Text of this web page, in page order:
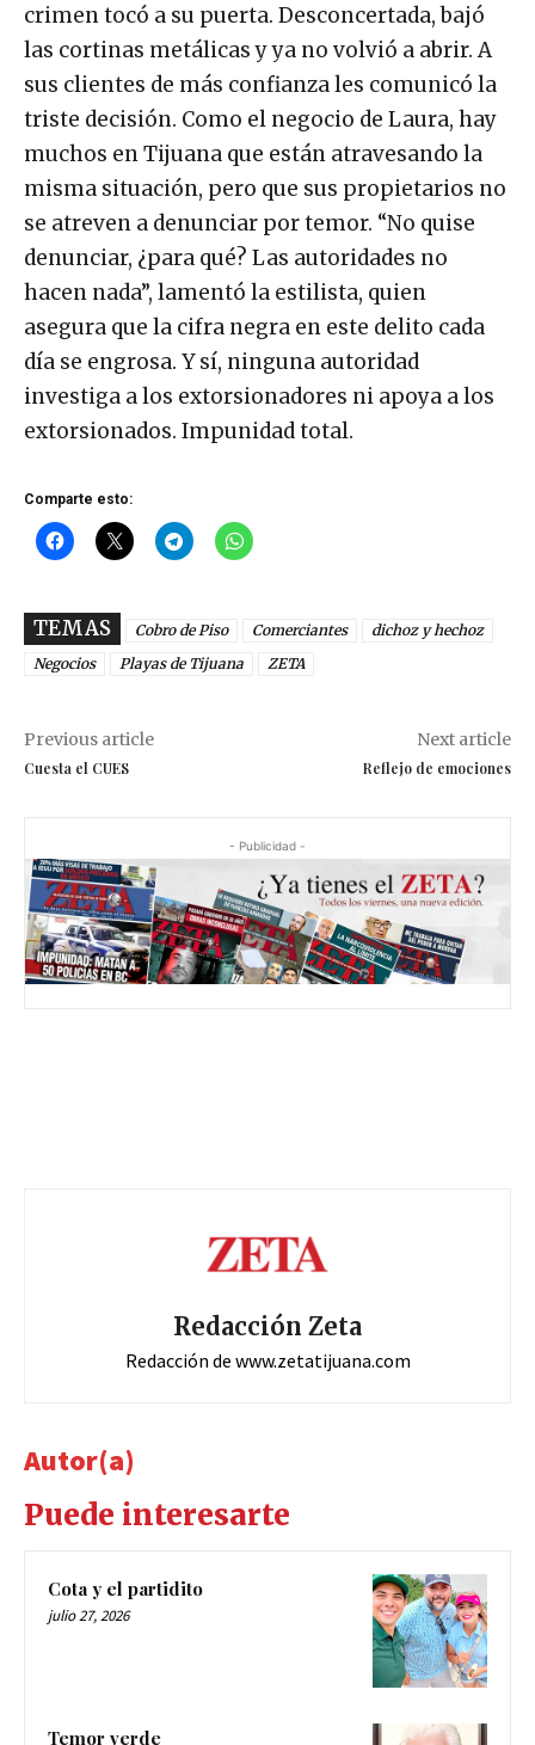
crimen tocó a su puerta. Desconcertada, bajó
las cortinas metálicas y ya no volvió a abrir. A
sus clientes de más confianza les comunicó la
triste decisión. Como el negocio de Laura, hay
muchos en Tijuana que están atravesando la
misma situación, pero que sus propietarios no
se atreven a denunciar por temor. “No quise
denunciar, ¿para qué? Las autoridades no
hacen nada”, lamentó la estilista, quien
asegura que la cifra negra en este delito cada
día se engrosa. Y sí, ninguna autoridad
investiga a los extorsionadores ni apoya a los
extorsionados. Impunidad total.
Comparte esto:
TEMAS Cobro de Piso Comerciantes
dichoz y hechoz
Negocios
Playas de Tijuana ZETA
Previous article
Cuesta el CUES
Next article
Reflejo de emociones
- Publicidad -
Redacción Zeta
Redacción de www.zetatijuana.com
Autor(a)
Puede interesarte
Cota y el partidito
julio 27, 2026
Temor verde